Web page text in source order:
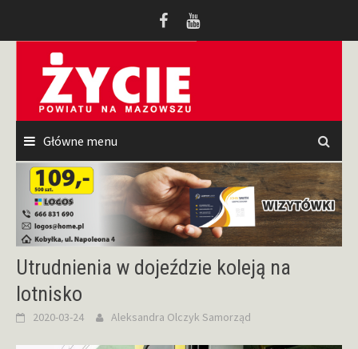
Główne menu
Utrudnienia w dojeździe koleją na
lotnisko
2020-03-24 Aleksandra Olczyk Samorząd